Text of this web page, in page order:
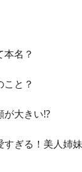
本名？
こと？
が大きい⁉
すぎる！美人姉